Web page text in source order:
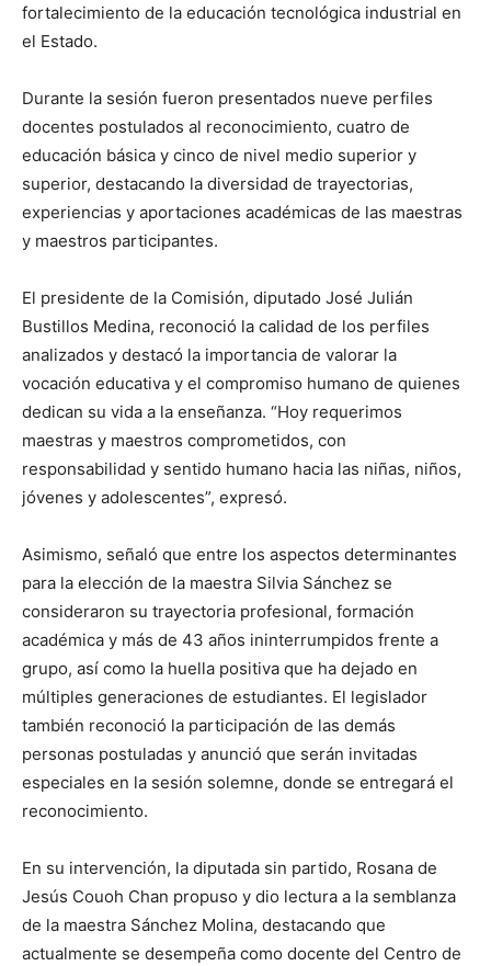
fortalecimiento de la educación tecnológica industrial en
el Estado.
Durante la sesión fueron presentados nueve perfiles
docentes postulados al reconocimiento, cuatro de
educación básica y cinco de nivel medio superior y
superior, destacando la diversidad de trayectorias,
experiencias y aportaciones académicas de las maestras
y maestros participantes.
El presidente de la Comisión, diputado José Julián
Bustillos Medina, reconoció la calidad de los perfiles
analizados y destacó la importancia de valorar la
vocación educativa y el compromiso humano de quienes
dedican su vida a la enseñanza. “Hoy requerimos
maestras y maestros comprometidos, con
responsabilidad y sentido humano hacia las niñas, niños,
jóvenes y adolescentes”, expresó.
Asimismo, señaló que entre los aspectos determinantes
para la elección de la maestra Silvia Sánchez se
consideraron su trayectoria profesional, formación
académica y más de 43 años ininterrumpidos frente a
grupo, así como la huella positiva que ha dejado en
múltiples generaciones de estudiantes. El legislador
también reconoció la participación de las demás
personas postuladas y anunció que serán invitadas
especiales en la sesión solemne, donde se entregará el
reconocimiento.
En su intervención, la diputada sin partido, Rosana de
Jesús Couoh Chan propuso y dio lectura a la semblanza
de la maestra Sánchez Molina, destacando que
actualmente se desempeña como docente del Centro de